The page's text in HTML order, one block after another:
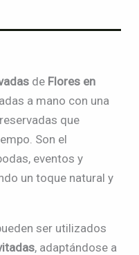
de Flores en
a mano con una
que
Son el
eventos y
un toque natural y
ser utilizados
, adaptándose a